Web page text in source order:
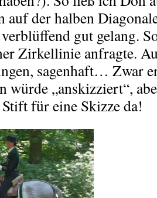
auf der halben
gut gelang.
Zirkellinie anfragte.
sagenhaft… Zwar
würde „anskizziert“,
für eine Skizze da!